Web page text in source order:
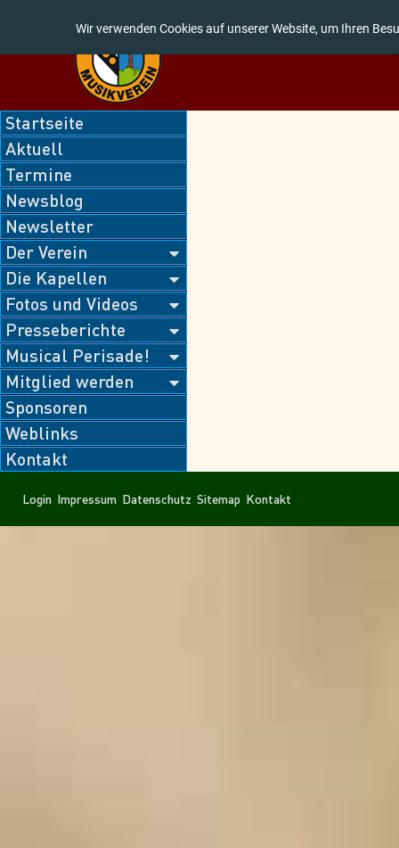
Navigation
überspringen
Startseite
Aktuell
Termine
Newsblog
Newsletter
Der Verein
Die Kapellen
Fotos und Videos
Presseberichte
Musical Perisade!
Mitglied werden
Sponsoren
Weblinks
Kontakt
Navigation
überspringen
Login Impressum Datenschutz Navigation
überspringen
Sitemap Kontakt
Wir verwenden Cookies auf unserer Website, um Ihren